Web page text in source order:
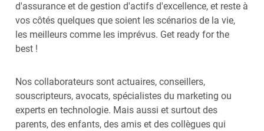
d'assurance et de gestion d'actifs d'excellence, et reste à
vos côtés quelques que soient les scénarios de la vie,
les meilleurs comme les imprévus. Get ready for the
best !
Nos collaborateurs sont actuaires, conseillers,
souscripteurs, avocats, spécialistes du marketing ou
experts en technologie. Mais aussi et surtout des
parents, des enfants, des amis et des collègues qui